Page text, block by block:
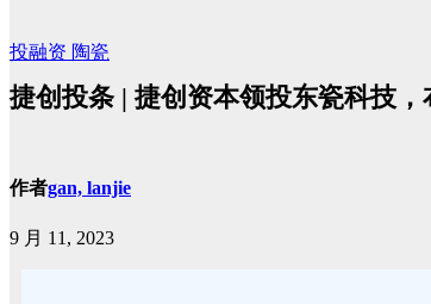
投融资 陶瓷
捷创投条 | 捷创资本领投东瓷科技
作者gan, lanjie
9 月 11, 2023